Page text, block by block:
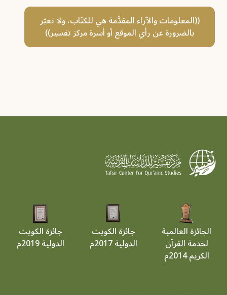
((المعلومات والآراء المقدَّمة هي للكتّاب، ولا تعبّر
بالضرورة عن رأي الموقع أو أسرة مركز تفسير))
الجائزة العالمية
لخدمة القرآن
الكريم 2014م
جائزة الكويت
الدولية 2017م
جائزة الكويت
الدولية 2019م